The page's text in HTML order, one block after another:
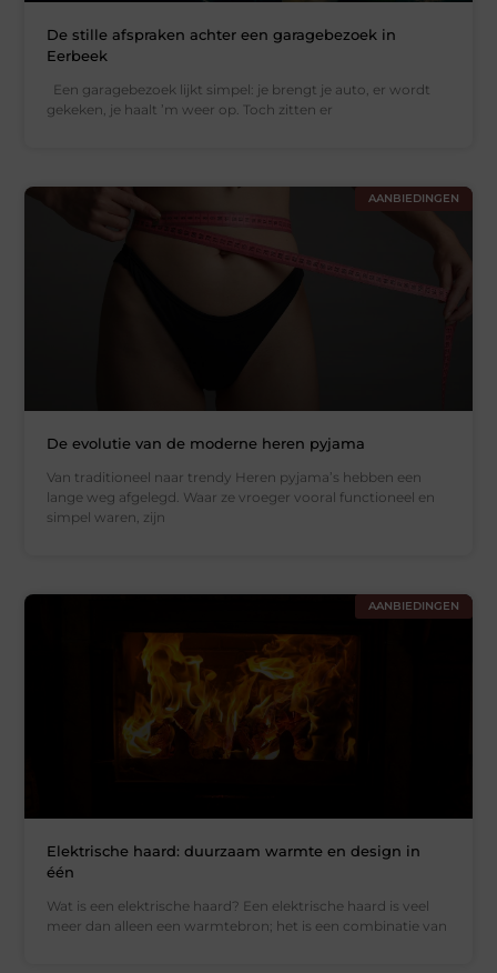
De stille afspraken achter een garagebezoek in
Eerbeek
Een garagebezoek lijkt simpel: je brengt je auto, er wordt
gekeken, je haalt ’m weer op. Toch zitten er
AANBIEDINGEN
De evolutie van de moderne heren pyjama
Van traditioneel naar trendy Heren pyjama’s hebben een
lange weg afgelegd. Waar ze vroeger vooral functioneel en
simpel waren, zijn
AANBIEDINGEN
Elektrische haard: duurzaam warmte en design in
één
Wat is een elektrische haard? Een elektrische haard is veel
meer dan alleen een warmtebron; het is een combinatie van